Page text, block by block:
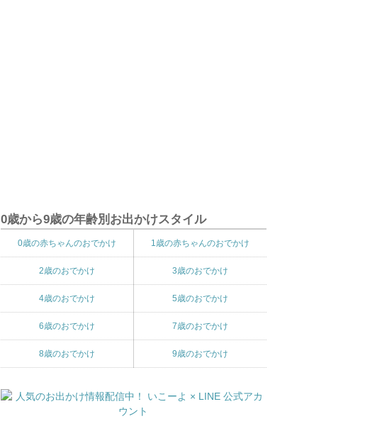
0歳から9歳の年齢別お出かけスタイル
0歳の赤ちゃんのおでかけ 1歳の赤ちゃんのおでかけ
2歳のおでかけ 3歳のおでかけ
4歳のおでかけ 5歳のおでかけ
6歳のおでかけ 7歳のおでかけ
8歳のおでかけ 9歳のおでかけ